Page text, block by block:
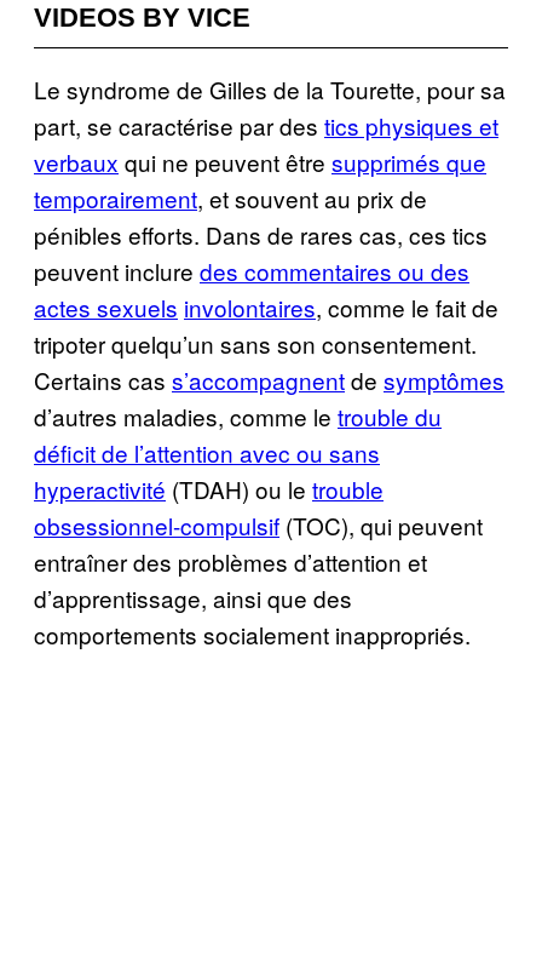
VIDEOS BY VICE
Le syndrome de Gilles de la Tourette, pour sa
part, se caractérise par des tics physiques et
verbaux qui ne peuvent être supprimés que
temporairement, et souvent au prix de
pénibles efforts. Dans de rares cas, ces tics
peuvent inclure des commentaires ou des
actes sexuels involontaires, comme le fait de
tripoter quelqu’un sans son consentement.
Certains cas s’accompagnentde symptômes
d’autres maladies, comme le trouble du
déficit de l’attention avec ou sans
hyperactivité (TDAH) ou le trouble
obsessionnel-compulsif (TOC), qui peuvent
entraîner des problèmes d’attention et
d’apprentissage, ainsi que des
comportements socialement inappropriés.